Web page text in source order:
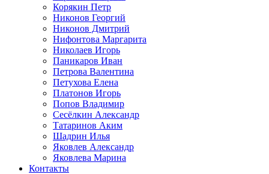
Корякин Петр
Никонов Георгий
Никонов Дмитрий
Нифонтова Маргарита
Николаев Игорь
Паникаров Иван
Петрова Валентина
Петухова Елена
Платонов Игорь
Попов Владимир
Сесёлкин Александр
Татаринов Аким
Шадрин Илья
Яковлев Александр
Яковлева Марина
Контакты